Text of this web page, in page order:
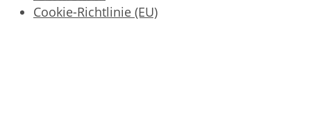
Cookie-Richtlinie (EU)